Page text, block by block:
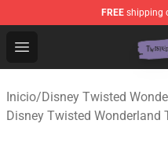
FREE shipping
Open menu
Twisted Wonderland
Inicio/Disney Twisted
Disney Twisted Wonderland